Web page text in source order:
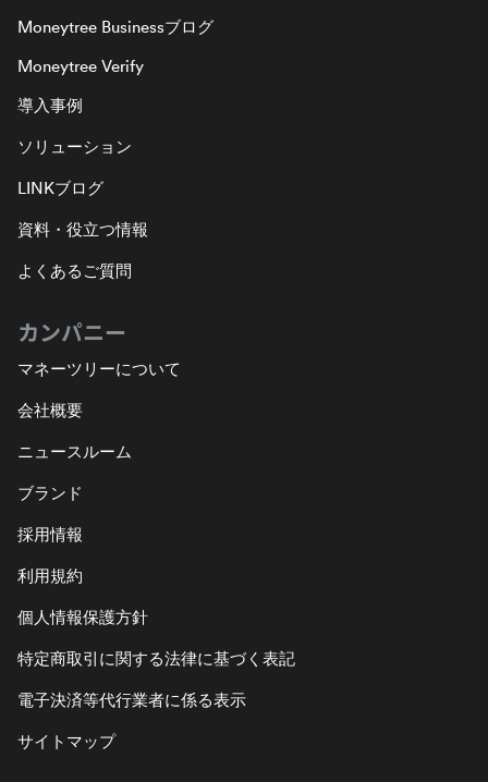
Moneytree Businessブログ
Moneytree Verify
導入事例
ソリューション
LINKブログ
資料・役立つ情報
よくあるご質問
カンパニー
マネーツリーについて
会社概要
ニュースルーム
ブランド
採用情報
利用規約
個人情報保護方針
特定商取引に関する法律に基づく表記
電子決済等代行業者に係る表示
サイトマップ